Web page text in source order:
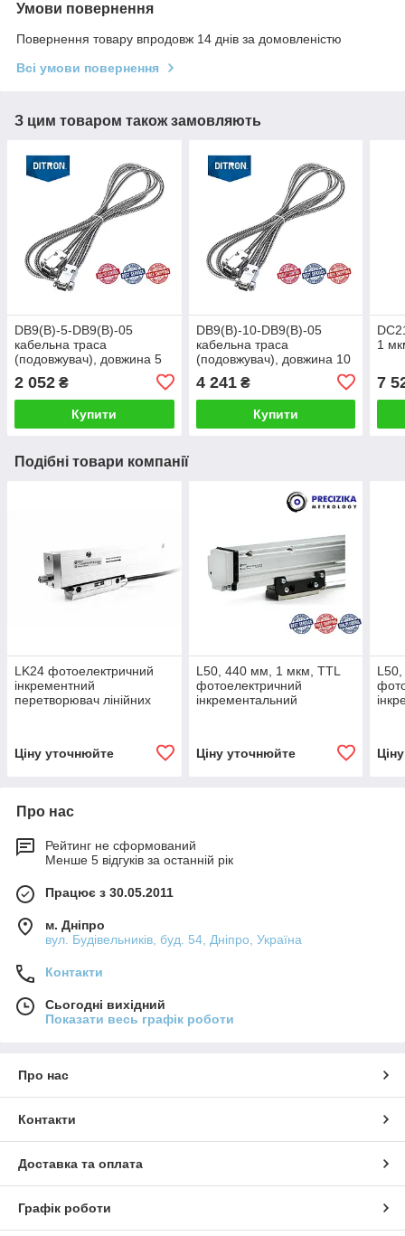
Умови повернення
Повернення товару впродовж 14 днів за домовленістю
Всі умови повернення
З цим товаром також замовляють
DB9(В)-5-DB9(В)-05
кабельна траса
(подовжувач), довжина 5
2 052 ₴
Купити
DB9(В)-10-DB9(В)-05
кабельна траса
(подовжувач), довжина 10
4 241₴
Купити
1
7
Подібні товари компанії
LK24 фотоелектричний
інкрементний
перетворювач лінійних
Ціну уточнюйте
L50, 440 мм, 1 мкм, TTL
фотоелектричний
інкрементальний
Ціну уточнюйте
Про нас
Рейтинг не сформований
Менше 5 відгуків за останній рік
Працює з 30.05.2011
м. Дніпро
вул. Будівельників, буд. 54, Дніпро, Україна
Контакти
Сьогодні вихідний
Показати весь графік роботи
Про нас
Контакти
Доставка та оплата
Графік роботи